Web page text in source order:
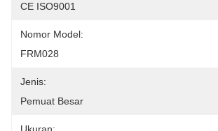
CE ISO9001
Nomor Model:
FRM028
Jenis:
Pemuat Besar